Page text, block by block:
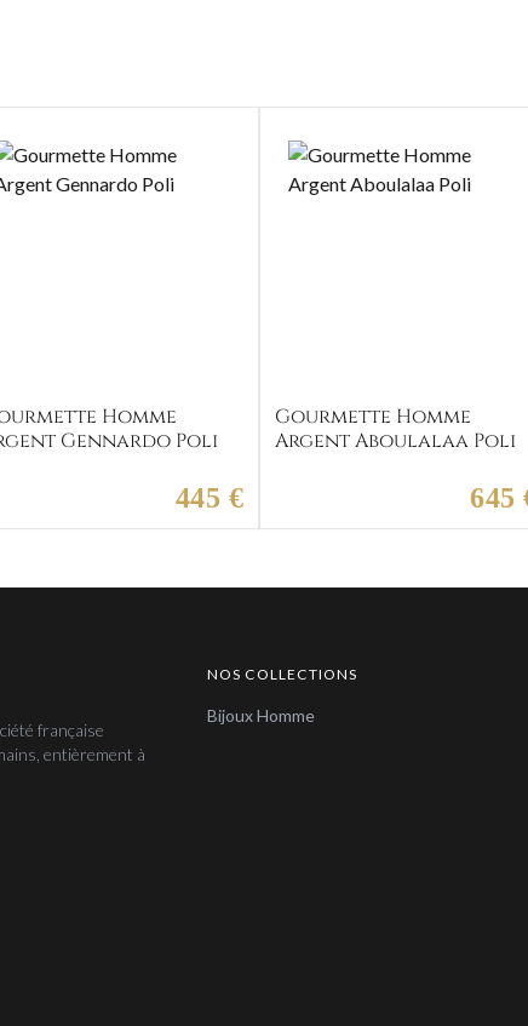
Homme
Gennardo Poli
445 €
Gourmette Homme
Argent Aboulalaa Poli
645
française
entièrement à
NOS COLLECTIONS
Bijoux Homme